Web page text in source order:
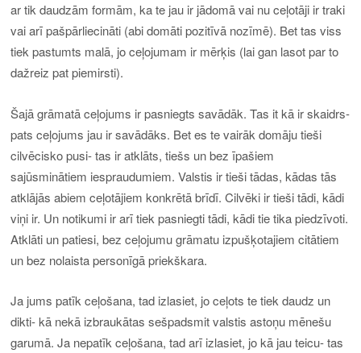
ar tik daudzām formām, ka te jau ir jādomā vai nu ceļotāji ir traki
vai arī pašpārliecināti (abi domāti pozitīvā nozīmē). Bet tas viss
tiek pastumts malā, jo ceļojumam ir mērķis (lai gan lasot par to
dažreiz pat piemirsti).
Šajā grāmatā ceļojums ir pasniegts savādāk. Tas it kā ir skaidrs-
pats ceļojums jau ir savādāks. Bet es te vairāk domāju tieši
cilvēcisko pusi- tas ir atklāts, tiešs un bez īpašiem
sajūsminātiem iespraudumiem. Valstis ir tieši tādas, kādas tās
atklājās abiem ceļotājiem konkrētā brīdī. Cilvēki ir tieši tādi, kādi
viņi ir. Un notikumi ir arī tiek pasniegti tādi, kādi tie tika piedzīvoti.
Atklāti un patiesi, bez ceļojumu grāmatu izpušķotajiem citātiem
un bez nolaista personīgā priekškara.
Ja jums patīk ceļošana, tad izlasiet, jo ceļots te tiek daudz un
dikti- kā nekā izbraukātas sešpadsmit valstis astoņu mēnešu
garumā. Ja nepatīk ceļošana, tad arī izlasiet, jo kā jau teicu- tas